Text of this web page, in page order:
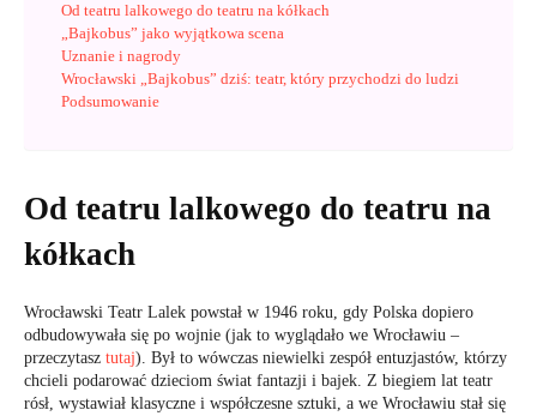
Od teatru lalkowego do teatru na kółkach
„Bajkobus” jako wyjątkowa scena
Uznanie i nagrody
Wrocławski „Bajkobus” dziś: teatr, który przychodzi do ludzi
Podsumowanie
Od teatru lalkowego do teatru na
kółkach
Wrocławski Teatr Lalek powstał w 1946 roku, gdy Polska dopiero
odbudowywała się po wojnie (jak to wyglądało we Wrocławiu –
przeczytasz tutaj). Był to wówczas niewielki zespół entuzjastów, którzy
chcieli podarować dzieciom świat fantazji i bajek. Z biegiem lat teatr
rósł, wystawiał klasyczne i współczesne sztuki, a we Wrocławiu stał się